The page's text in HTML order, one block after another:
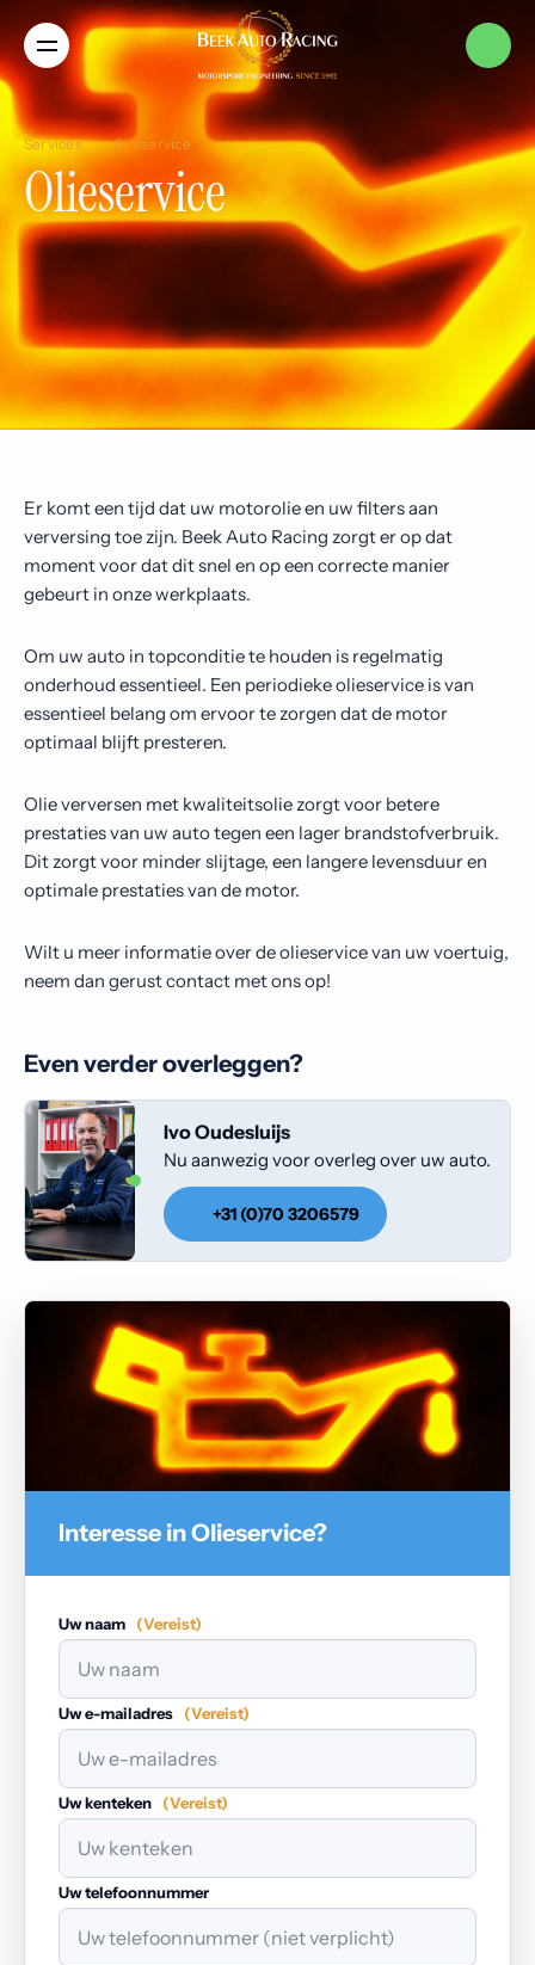
Menu
Home
Services
Merken
Nieuws
Contact
Services Olieservice
Olieservice
Er komt een tijd dat uw motorolie en uw filters aan
verversing toe zijn. Beek Auto Racing zorgt er op dat
moment voor dat dit snel en op een correcte manier
gebeurt in onze werkplaats.
Om uw auto in topconditie te houden is regelmatig
onderhoud essentieel. Een periodieke olieservice is van
essentieel belang om ervoor te zorgen dat de motor
optimaal blijft presteren.
Olie verversen met kwaliteitsolie zorgt voor betere
prestaties van uw auto tegen een lager brandstofverbruik.
Dit zorgt voor minder slijtage, een langere levensduur en
optimale prestaties van de motor.
Wilt u meer informatie over de olieservice van uw voertuig,
neem dan gerust contact met ons op!
Even verder overleggen?
Ivo Oudesluijs
Nu aanwezig voor overleg over uw auto.
+31 (0)70 3206579
Interesse in Olieservice?
Uw naam (Vereist)
Uw e-mailadres (Vereist)
Uw kenteken (Vereist)
Uw telefoonnummer